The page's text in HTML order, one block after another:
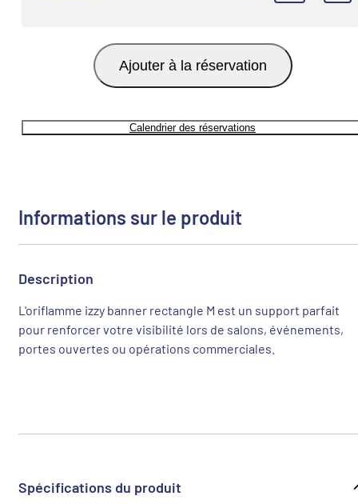
Ajouter à la réservation
Calendrier des réservations
Informations sur le produit
Description
L'oriflamme izzy banner rectangle M est un support parfait
pour renforcer votre visibilité lors de salons, événements,
portes ouvertes ou opérations commerciales.
Spécifications du produit